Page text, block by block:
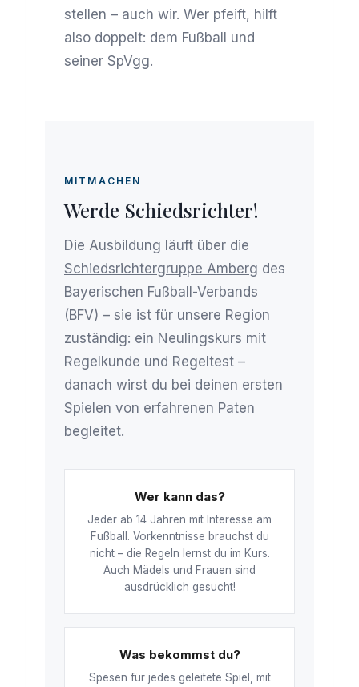
stellen – auch wir. Wer pfeift, hilft
also doppelt: dem Fußball und
seiner SpVgg.
MITMACHEN
Werde Schiedsrichter!
Die Ausbildung läuft über die
Schiedsrichtergruppe Amberg des
Bayerischen Fußball-Verbands
(BFV) – sie ist für unsere Region
zuständig: ein Neulingskurs mit
Regelkunde und Regeltest –
danach wirst du bei deinen ersten
Spielen von erfahrenen Paten
begleitet.
Wer kann das?
Jeder ab 14 Jahren mit Interesse am
Fußball. Vorkenntnisse brauchst du
nicht – die Regeln lernst du im Kurs.
Auch Mädels und Frauen sind
ausdrücklich gesucht!
Was bekommst du?
Spesen für jedes geleitete Spiel, mit